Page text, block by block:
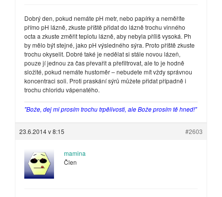
Dobrý den, pokud nemáte pH metr, nebo papírky a neměříte
přímo pH lázně, zkuste příště přidat do lázně trochu vinného
octa a zkuste změřit teplotu lázně, aby nebyla příliš vysoká. Ph
by mělo být stejné, jako pH výsledného sýra. Proto příště zkuste
trochu okyselit. Dobré také je nedělat si stále novou lázeň,
pouze jí jednou za čas převařit a přefiltrovat, ale to je hodně
složité, pokud nemáte hustoměr – nebudete mít vždy správnou
koncentraci soli. Proti praskání sýrů můžete přidat případně i
trochu chloridu vápenatého.
"Bože, dej mi prosím trochu trpělivosti, ale Bože prosím tě hned!"
23.6.2014 v 8:15 #2603
mamina
Člen